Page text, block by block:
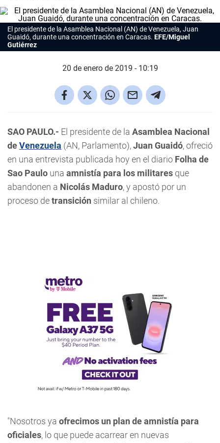
El presidente de la Asamblea Nacional (AN) de Venezuela, Juan
Guaidó, durante una concentración en Caracas. EFE/Miguel
Gutiérrez
20 de enero de 2019 - 10:19
SAO PAULO.- El presidente de la Asamblea Nacional
deVenezuela (AN, Parlamento),Juan Guaidó, ofreció
en una entrevista publicada hoy en el diario Folha de
Sao Paulo una amnistía para los militares que
abandonen a Nicolás Maduro, y apostó por un
proceso detransición similar al chileno.
"Nosotros ya ofrecimos un plan de amnistía para
oficiales, lo que puede acarrear en nuevas